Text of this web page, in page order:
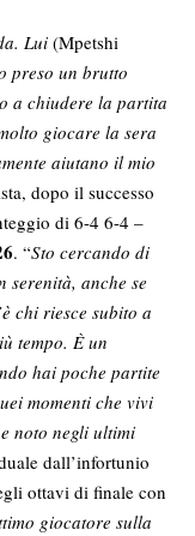
Lui (Mpetshi
preso un brutto
a chiudere la partita
giocare la sera
aiutano il mio
dopo il successo
di 6-4 6-4 –
. “Sto cercando di
serenità, anche se
chi riesce subito a
tempo. È un
hai poche partite
momenti che vivi
noto negli ultimi
dall’infortunio
ottavi di finale con
giocatore sulla